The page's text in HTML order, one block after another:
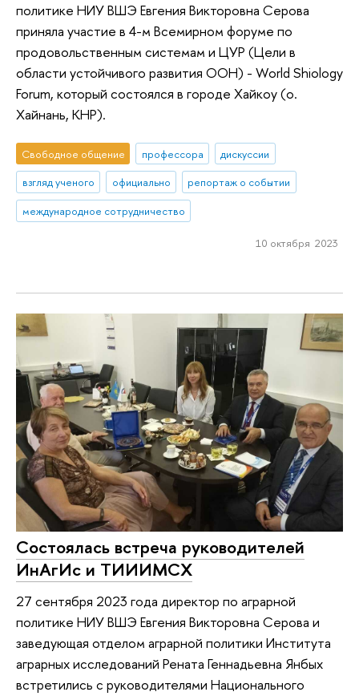
политике НИУ ВШЭ Евгения Викторовна Серова
приняла участие в 4-м Всемирном форуме по
продовольственным системам и ЦУР (Цели в
области устойчивого развития ООН) - World Shiology
Forum, который состоялся в городе Хайкоу (о.
Хайнань, КНР).
Свободное общение профессора
дискуссии
взгляд ученого
официально
репортаж о событии
международное сотрудничество
10 октября 2023
Состоялась встреча руководителей
ИнАгИс и ТИИИМСХ
27 сентября 2023 года директор по аграрной
политике НИУ ВШЭ Евгения Викторовна Серова и
заведующая отделом аграрной политики Института
аграрных исследований Рената Геннадьевна Янбых
встретились с руководителями Национального